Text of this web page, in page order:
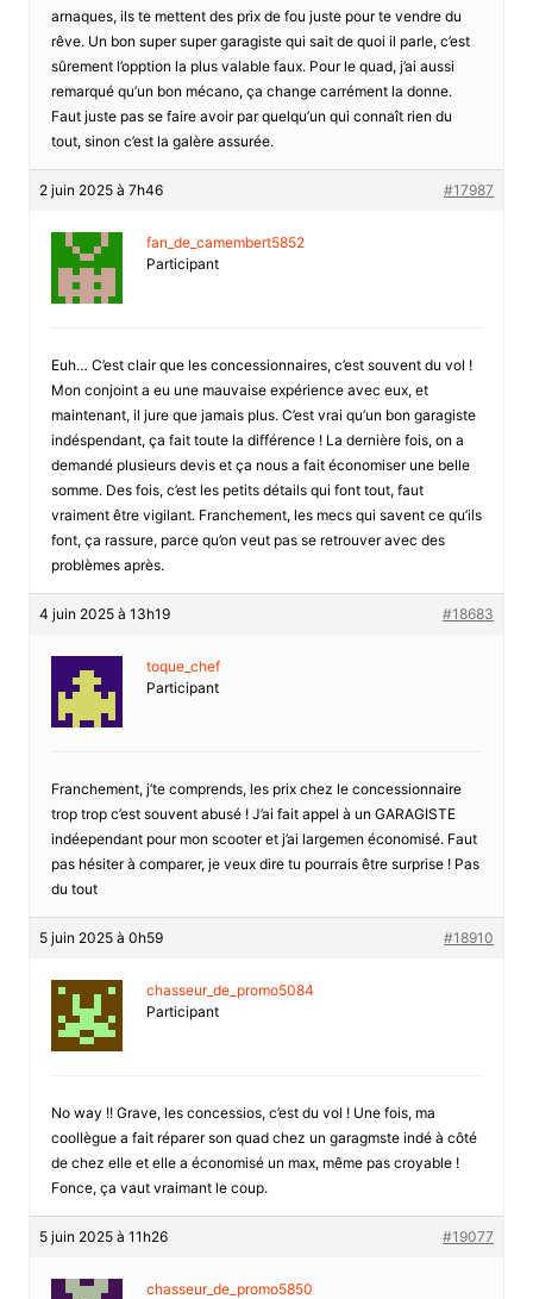
arnaques, ils te mettent des prix de fou juste pour te vendre du
rêve. Un bon super super garagiste qui sait de quoi il parle, c’est
sûrement l’opption la plus valable faux. Pour le quad, j’ai aussi
remarqué qu’un bon mécano, ça change carrément la donne.
Faut juste pas se faire avoir par quelqu’un qui connaît rien du
tout, sinon c’est la galère assurée.
2 juin 2025 à 7h46 #17987
fan_de_camembert5852
Participant
Euh… C’est clair que les concessionnaires, c’est souvent du vol !
Mon conjoint a eu une mauvaise expérience avec eux, et
maintenant, il jure que jamais plus. C’est vrai qu’un bon garagiste
indéspendant, ça fait toute la différence ! La dernière fois, on a
demandé plusieurs devis et ça nous a fait économiser une belle
somme. Des fois, c’est les petits détails qui font tout, faut
vraiment être vigilant. Franchement, les mecs qui savent ce qu’ils
font, ça rassure, parce qu’on veut pas se retrouver avec des
problèmes après.
4 juin 2025 à 13h19 #18683
toque_chef
Participant
Franchement, j’te comprends, les prix chez le concessionnaire
trop trop c’est souvent abusé ! J’ai fait appel à un GARAGISTE
indéependant pour mon scooter et j’ai largemen économisé. Faut
pas hésiter à comparer, je veux dire tu pourrais être surprise ! Pas
du tout
5 juin 2025 à 0h59 #18910
chasseur_de_promo5084
Participant
No way !! Grave, les concessios, c’est du vol ! Une fois, ma
coollègue a fait réparer son quad chez un garagmste indé à côté
de chez elle et elle a économisé un max, même pas croyable !
Fonce, ça vaut vraimant le coup.
5 juin 2025 à 11h26 #19077
chasseur_de_promo5850